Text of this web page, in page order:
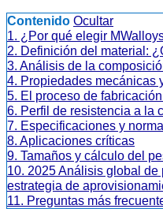
Contenido Ocultar
1. ¿Por qué elegir
2. Definición del material:
3. Análisis de la
4. Propiedades mecánicas
5. El proceso de
6. Perfil de resistencia a la
7. Especificaciones y
8. Aplicaciones críticas
9. Tamaños y cálculo del
10. 2025 Análisis global
estrategia de
11. Preguntas más